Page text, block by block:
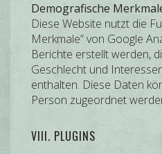
Demografische
Diese Website nutzt die
Merkmale” von Google
Berichte erstellt werden,
Geschlecht und
enthalten. Diese Daten
Person zugeordnet
VIII. PLUGINS